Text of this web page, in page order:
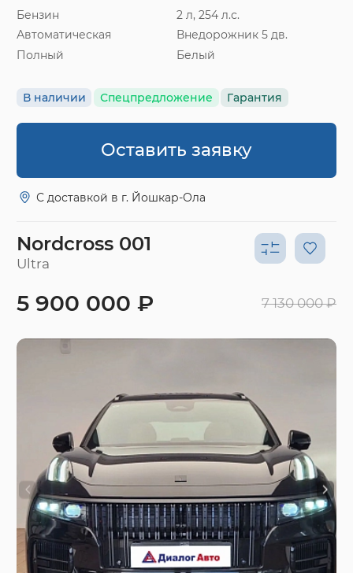
Бензин
2 л, 254 л.с.
Автоматическая
Внедорожник 5 дв.
Полный
Белый
В наличии Спецпредложение Гарантия
Оставить заявку
С доставкой в г. Йошкар-Ола
Nordcross 001
Ultra
5 900 000 ₽ 7 130 000 ₽